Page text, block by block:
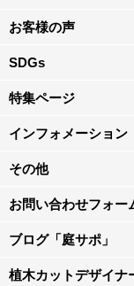
お客様の声
SDGs
特集ページ
インフォメーション
その他
お問い合わせフォー
ブログ「庭サポ」
植木カットデザイナ